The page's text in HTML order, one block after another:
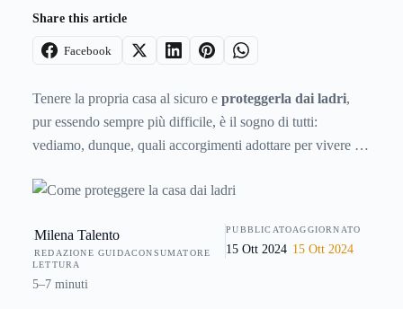
Share this article
Facebook
Tenere la propria casa al sicuro e proteggerla dai ladri,
pur essendo sempre più difficile, è il sogno di tutti:
vediamo, dunque, quali accorgimenti adottare per vivere in
malintezionati a distanza di sicurezza. Molto spesso, infatti,
all'interno e fare razzia.
Milena Talento
REDAZIONE GUIDACONSUMATORE
PUBBLICATO
15 Ott 2024
AGGIORNATO
15 Ott 2024
LETTURA
5–7 minuti